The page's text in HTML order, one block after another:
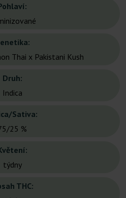
Thai x Pakistani Kush
Druh:
Indica
Sativa:
25 %
týdny
THC: